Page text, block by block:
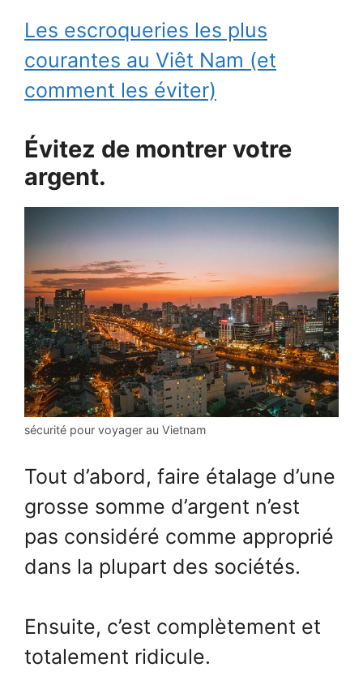
Les escroqueries les plus
courantes au Viêt Nam (et
comment les éviter)
Évitez de montrer votre
argent.
sécurité pour voyager au Vietnam
Tout d’abord, faire étalage d’une
grosse somme d’argent n’est
pas considéré comme approprié
dans la plupart des sociétés.
Ensuite, c’est complètement et
totalement ridicule.